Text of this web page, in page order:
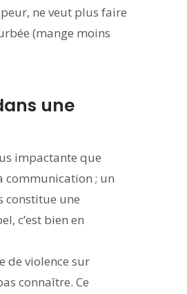
ne veut plus faire
(mange moins
une
impactante que
communication ; un
constitue une
c’est bien en
de violence sur
connaître. Ce